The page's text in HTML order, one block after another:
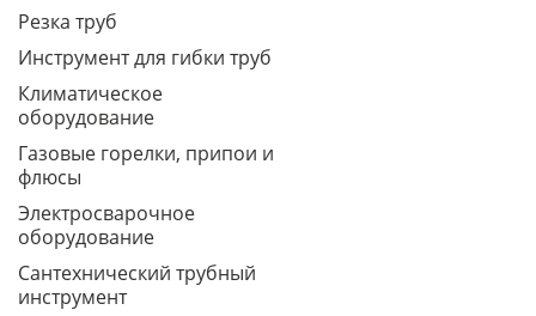
Резка труб
Инструмент для гибки труб
Климатическое
оборудование
Газовые горелки, припои и
флюсы
Электросварочное
оборудование
Сантехнический трубный
инструмент